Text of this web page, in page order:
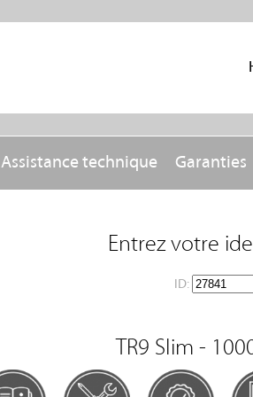
Assistance technique Garanties
Entrez votre
ID:
TR9 Slim -